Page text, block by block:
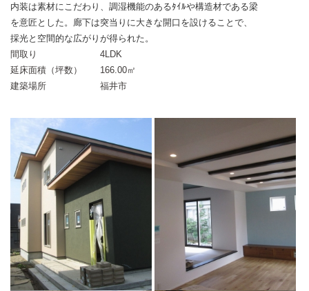
内装は素材にこだわり、調湿機能のあるﾀｲﾙや構造材である梁
を意匠とした。廊下は突当りに大きな開口を設けることで、
採光と空間的な広がりが得られた。
間取り
4LDK
延床面積（坪数）
166.00㎡
建築場所
福井市